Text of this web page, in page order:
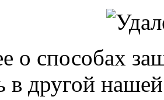
о способах
в другой